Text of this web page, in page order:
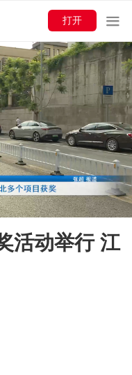
打开
活动举行 江